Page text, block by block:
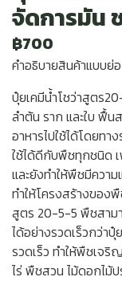
จัดการมัน
฿700
คำอธิบายสินค้าแบบย่อ
ปุ๋ยเคมีน้ำโชว่าสูตร
ลำต้น ราก และใบ ฟื้
อาหารไปใช้ได้โดยท
ใช้ได้ดีกับพืชทุกชนิด
และยังทำให้พืชมีควา
ทำให้โครงสร้างของ
สูตร 20-5-5 พืชสาม
ได้อย่างรวดเร็วกว่า
รวดเร็ว ทำให้พืชเจริ
ไร่ พืชสวน ไม้ดอกไม้ป